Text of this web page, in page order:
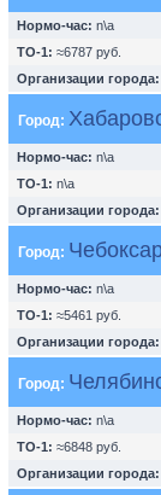
Нормо-час: n\a
ТО-1: ≈6787 руб.
Организации города:
Город:
Нормо-час: n\a
ТО-1: n\a
Организации города:
Город:
Нормо-час: n\a
ТО-1: ≈5461 руб.
Организации города:
Город:
Нормо-час: n\a
ТО-1: ≈6848 руб.
Организации города: